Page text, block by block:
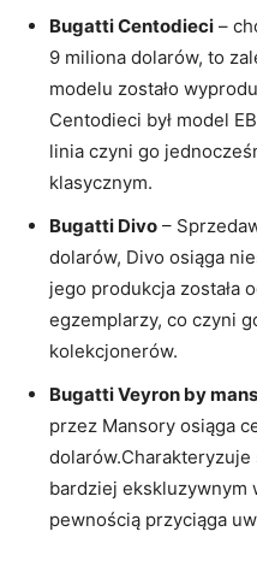
Bugatti Centodieci –
9 miliona dolarów, to
modelu ‍zostało
Centodieci był model
linia czyni go
klasycznym.
Bugatti Divo –
dolarów, Divo osiąga
jego produkcja została
egzemplarzy, co czyni
kolekcjonerów.
Bugatti⁤ Veyron by
przez Mansory osiąga
⁤bardziej ekskluzywnym
pewnością przyciąga